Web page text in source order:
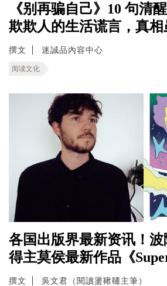
《别再骗自己》10 句清
欺欺人的生活谎言，真
撰文 迷誠品內容中心
阅读文化
各国出版界最新资讯！
得主莫侯最新作品《
撰文 吳文君（閱讀盪鞦韆主筆）